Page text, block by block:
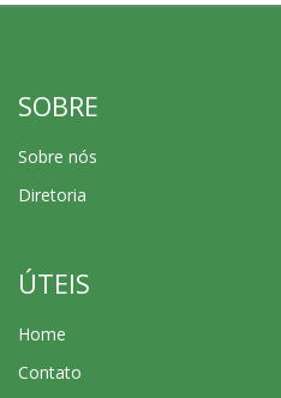
SOBRE
Sobre nós
Diretoria
ÚTEIS
Home
Contato